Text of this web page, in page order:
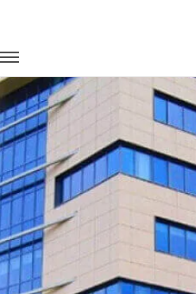
Перевозка сотрудников для СКБ